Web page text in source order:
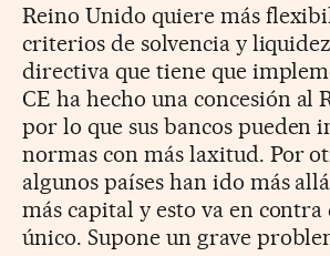
Reino Unido quiere más
criterios de solvencia y
directiva que tiene que
CE ha hecho una concesión al
por lo que sus bancos pueden
normas con más laxitud. Por
algunos países han ido más
más capital y esto va en
único. Supone un grave